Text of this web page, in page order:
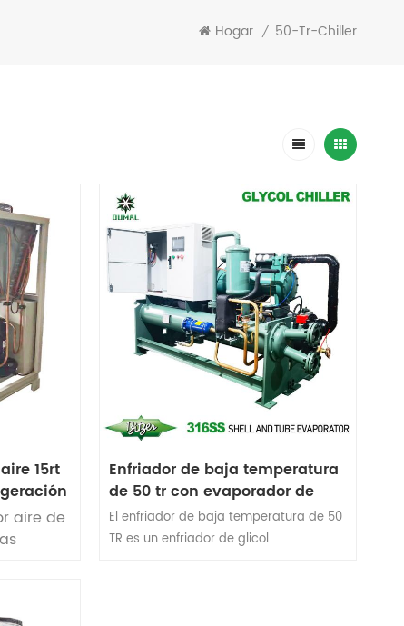
Hogar / 50-Tr-Chiller
15rt
aire de
de
por
Enfriador de baja temperatura
de 50 tr con evaporador de
carcasa y tubos de acero
inoxidable 316
El enfriador de baja temperatura de 50
TR es un enfriador de glicol